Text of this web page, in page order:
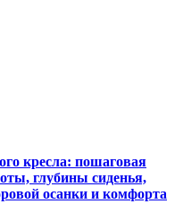
кресла: пошаговая
глубины сиденья,
осанки и комфорта